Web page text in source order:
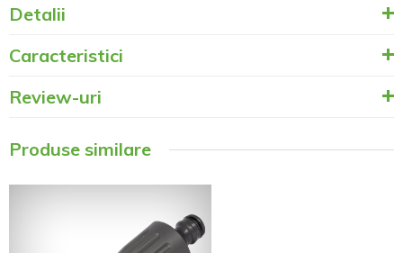
Detalii
Caracteristici
Review-uri
Produse similare